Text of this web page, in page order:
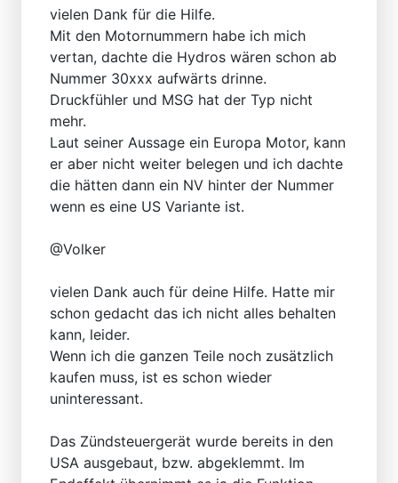
vielen Dank für die Hilfe.
Mit den Motornummern habe ich mich
vertan, dachte die Hydros wären schon ab
Nummer 30xxx aufwärts drinne.
Druckfühler und MSG hat der Typ nicht
mehr.
Laut seiner Aussage ein Europa Motor, kann
er aber nicht weiter belegen und ich dachte
die hätten dann ein NV hinter der Nummer
wenn es eine US Variante ist.
@Volker
vielen Dank auch für deine Hilfe. Hatte mir
schon gedacht das ich nicht alles behalten
kann, leider.
Wenn ich die ganzen Teile noch zusätzlich
kaufen muss, ist es schon wieder
uninteressant.
Das Zündsteuergerät wurde bereits in den
USA ausgebaut, bzw. abgeklemmt. Im